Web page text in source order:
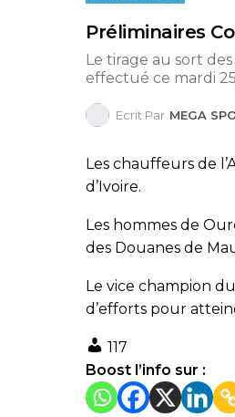
Préliminaires
Le tirage au sort
effectué ce mardi
Ecrit Par MEGA
Les chauffeurs de
d’Ivoire.
Les hommes de
des Douanes de
Le vice champion
d’efforts pour
117
Boost l’info sur :